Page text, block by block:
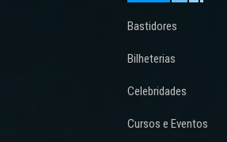
Bastidores
Bilheterias
Celebridades
Cursos e Eventos